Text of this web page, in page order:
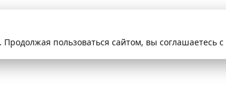
пользоваться сайтом, вы соглашаетесь с